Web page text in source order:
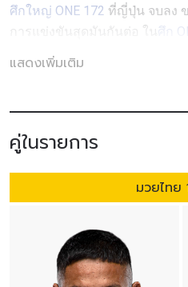
ศึกใหญ่ ONE 172 ที่ญี่ปุ่น จบลง
การแข่งขันสุดมันกันต่อ ใน
ศึก
ชื่อดังมาวัดฝีมือกันทั้งสิ้น 12 คู่ พ
คู่เอกนำรายการ“ป้อมเพชร พา
จากบุรีรัมย์ ขอทำหน้าที่เป็นไฟ
“แรมบ๊อง ส.เถระพัฒน์”
ชนะมา 7 ไฟต์ติดลงให้ได้ ในกติ
พ่าย วัย 24 ปี จากฟิลิปปินส์ พร้
ใหม่จากสเปน “เนเรีย รูบิโอ” วั
ให้แฟนมวยทุกคนจดจำ ในกติก
แสดงเพิ่มเติม
คู่ในรายการ
มวยไทย